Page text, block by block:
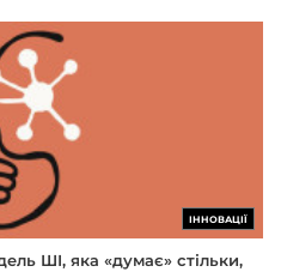
ІННОВАЦІЇ
ШІ, яка «думає» стільки,